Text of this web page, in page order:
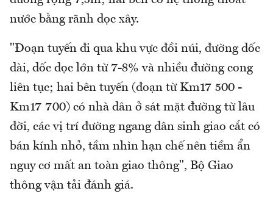
nước bằng rãnh dọc xây.
"Đoạn tuyến đi qua khu vực đồi núi, đường dốc
dài, dốc dọc lớn từ 7-8% và nhiều đường cong
liên tục; hai bên tuyến (đoạn từ Km17 500 -
Km17 700) có nhà dân ở sát mặt đường từ lâu
đời, các vị trí đường ngang dân sinh giao cắt có
bán kính nhỏ, tầm nhìn hạn chế nên tiềm ẩn
nguy cơ mất an toàn giao thông", Bộ Giao
thông vận tải đánh giá.